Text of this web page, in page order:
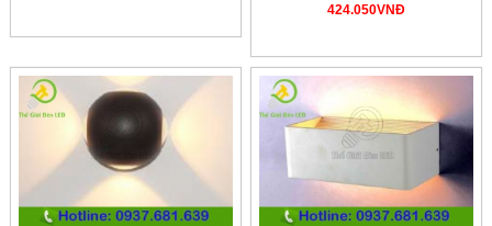
424.050VNĐ